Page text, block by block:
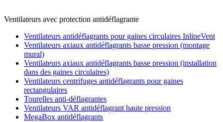
Ventilateurs avec protection antidéflagrante
Ventilateurs antidéflagrants pour gaines circulaires InlineVent
Ventilateurs axiaux antidéflagrants basse pression (montage
mural)
Ventilateurs axiaux antidéflagrants basse pression (installation
dans des gaines circulaires)
Ventilateurs centrifuges antidéflagrants pour gaines
rectangulaires
Tourelles anti-déflagrantes
Ventilateurs VAR antidéflagrant haute pression
MegaBox antidéflagrants